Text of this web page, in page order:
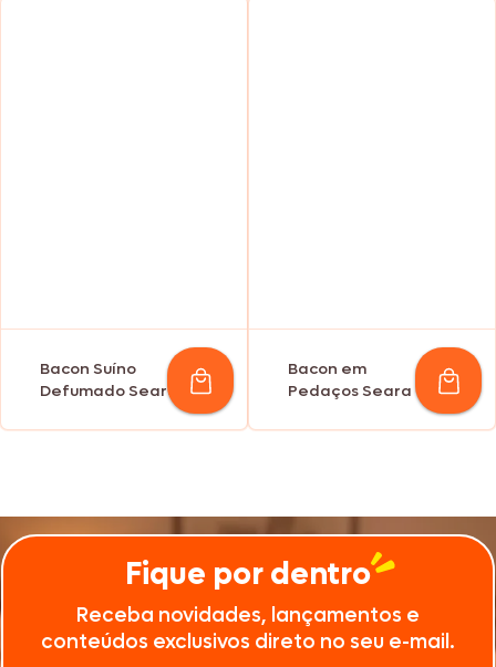
Bacon Suíno
Defumado Seara
Bacon em
Pedaços Seara
Fique por dentro
Receba novidades, lançamentos e
conteúdos exclusivos direto no seu e-mail.